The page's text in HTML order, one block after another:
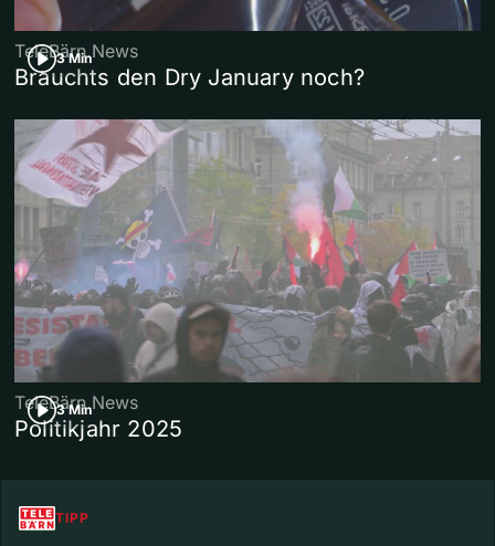
3 Min
TeleBärn News
Brauchts den Dry January noch?
3 Min
TeleBärn News
Politikjahr 2025
TIPP